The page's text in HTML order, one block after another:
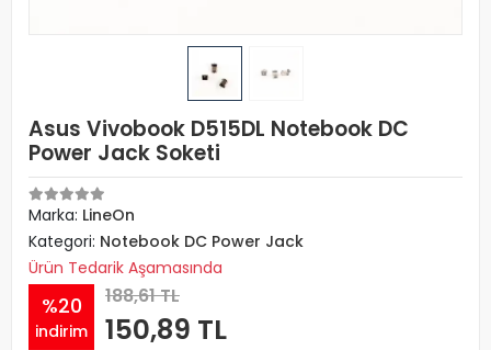
Asus Vivobook D515DL Notebook DC
Power Jack Soketi
Marka: LineOn
Kategori: Notebook DC Power Jack
Ürün Tedarik Aşamasında
%20
indirim
188,61 TL
150,89 TL